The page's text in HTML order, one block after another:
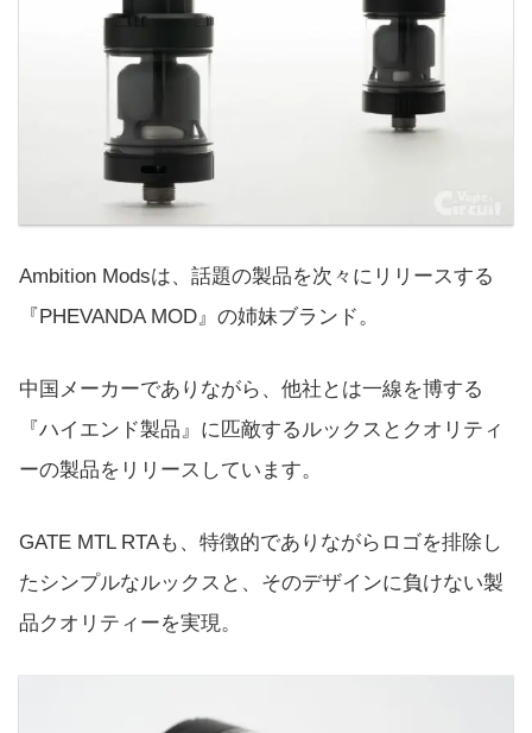
Ambition Modsは、話題の製品を次々にリリースする
『PHEVANDA MOD』の姉妹ブランド。
中国メーカーでありながら、他社とは一線を博する
『ハイエンド製品』に匹敵するルックスとクオリティ
ーの製品をリリースしています。
GATE MTL RTAも、特徴的でありながらロゴを排除し
たシンプルなルックスと、そのデザインに負けない製
品クオリティーを実現。